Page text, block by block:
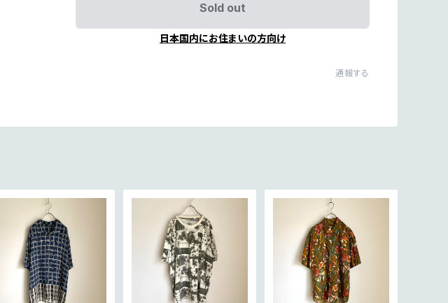
Sold out
日本国内にお住まいの方向け
通報する